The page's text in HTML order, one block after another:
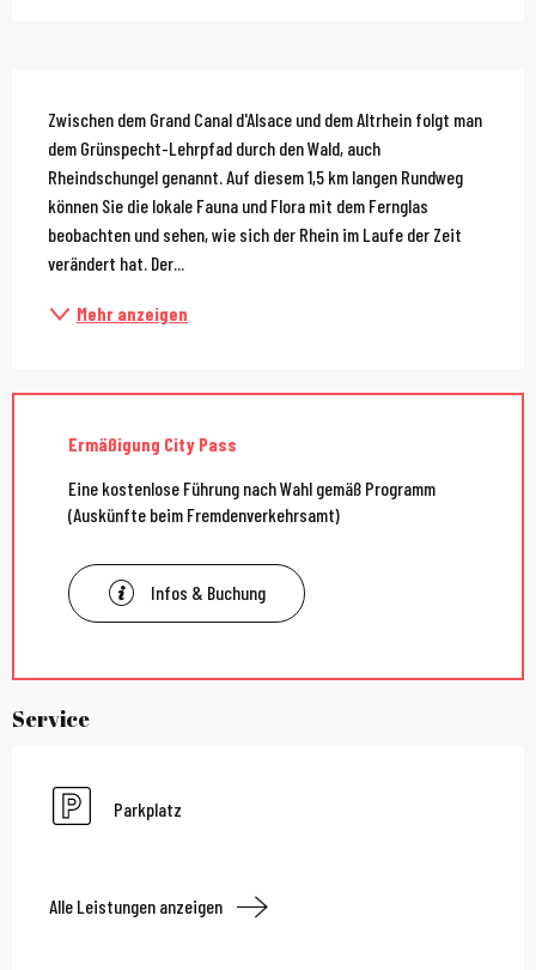
Beschreibung
Zwischen dem Grand Canal d'Alsace und dem Altrhein folgt man
dem Grünspecht-Lehrpfad durch den Wald, auch
Rheindschungel genannt. Auf diesem 1,5 km langen Rundweg
können Sie die lokale Fauna und Flora mit dem Fernglas
beobachten und sehen, wie sich der Rhein im Laufe der Zeit
verändert hat. Der...
Mehr anzeigen
Ermäßigung City Pass
Eine kostenlose Führung nach Wahl gemäß Programm
(Auskünfte beim Fremdenverkehrsamt)
Infos & Buchung
Service
Parkplatz
Alle Leistungen anzeigen